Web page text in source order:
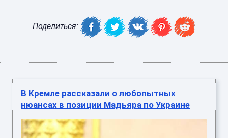
Поделиться:
В Кремле рассказали о любопытных
нюансах в позиции Мадьяра по Украине